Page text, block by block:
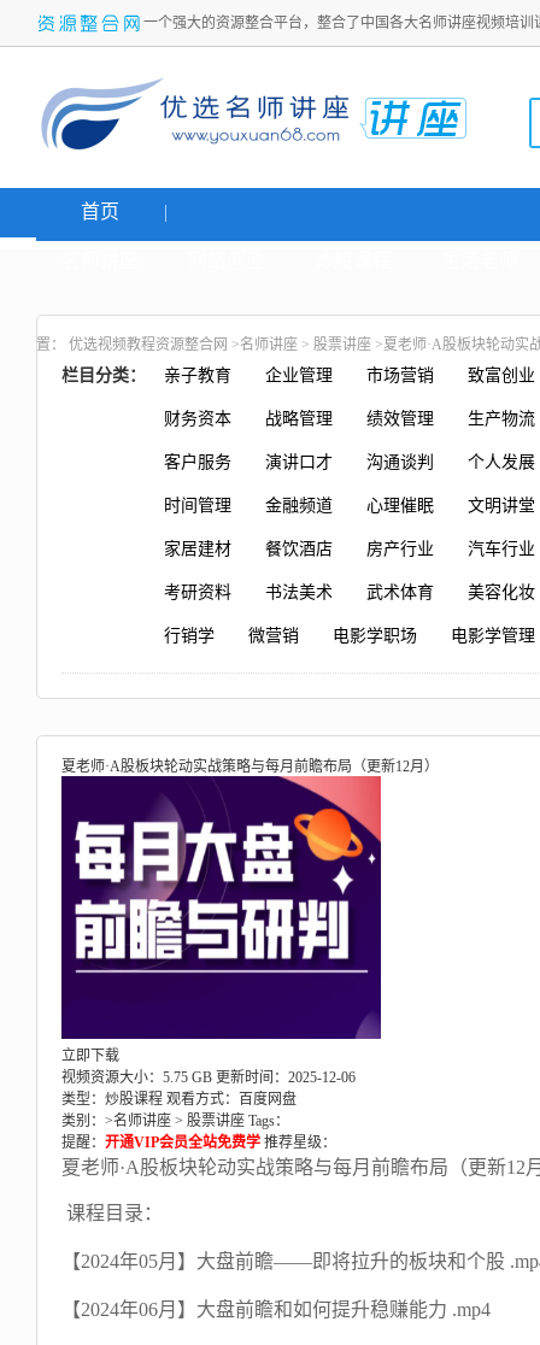
一个强大的资源整合平台，整合了中国各大名师讲座视频培
首页
置： 优选视频教程资源整合网 >名师讲座 > 股票讲座 >夏老师·A股板块轮动实
栏目分类： 亲子教育 企业管理 市场营销 致富创业
财务资本 战略管理 绩效管理 生产物流
客户服务 演讲口才 沟通谈判 个人发展
时间管理 金融频道 心理催眠 文明讲堂
家居建材 餐饮酒店 房产行业 汽车行业
考研资料 书法美术 武术体育 美容化妆
行销学 微营销 电影学职场 电影学管理
夏老师·A股板块轮动实战策略与每月前瞻布局（更新12月）
立即下载
视频资源大小：5.75 GB 更新时间：2025-12-06
类型：炒股课程 观看方式：百度网盘
类别：>名师讲座 > 股票讲座 Tags：
提醒： 开通VIP会员全站免费学 推荐星级：
夏老师·A股板块轮动实战策略与每月前瞻布局（更新12
课程目录：
【2024年05月】大盘前瞻——即将拉升的板块和个股
【2024年06月】大盘前瞻和如何提升稳赚能力 .mp4